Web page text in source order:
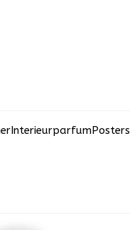
InterieurparfumPosters